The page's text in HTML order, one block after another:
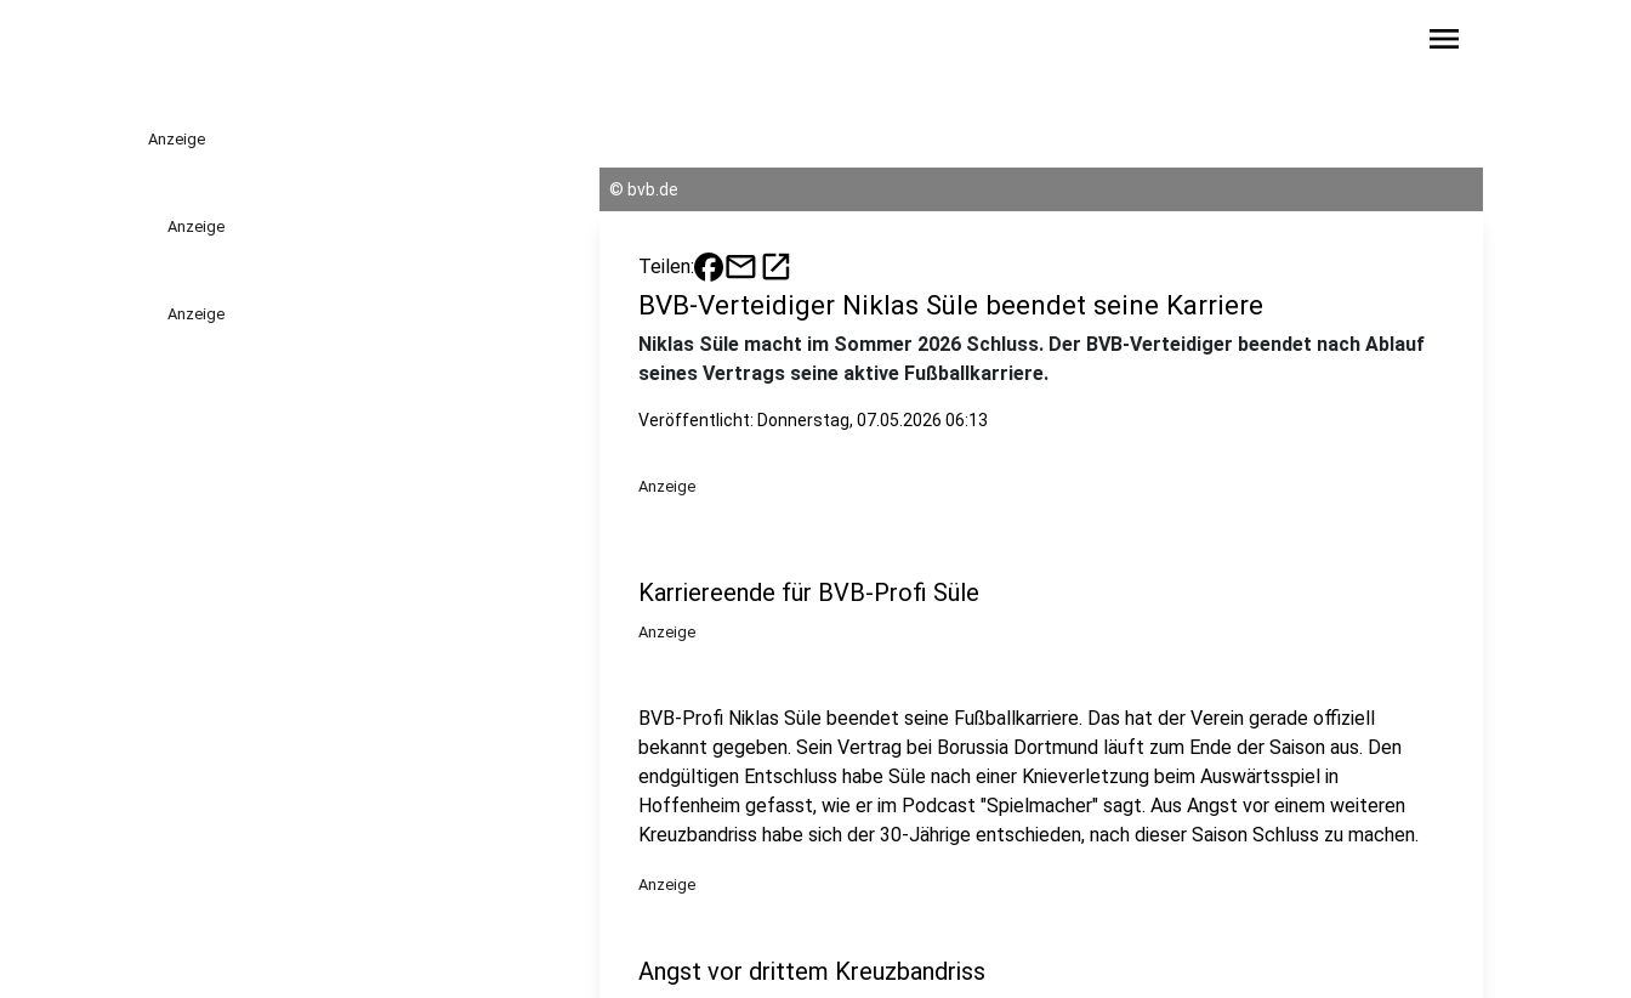
menu
Anzeige
Anzeige
Anzeige
© bvb.de
Teilen: mailopen_in_new
BVB-Verteidiger Niklas Süle beendet seine Karriere
Niklas Süle macht im Sommer 2026 Schluss. Der BVB-Verteidiger beendet nach Ablauf
seines Vertrags seine aktive Fußballkarriere.
Veröffentlicht: Donnerstag, 07.05.2026 06:13
Anzeige
Karriereende für BVB-Profi Süle
Anzeige
BVB-Profi Niklas Süle beendet seine Fußballkarriere. Das hat der Verein gerade offiziell
bekannt gegeben. Sein Vertrag bei Borussia Dortmund läuft zum Ende der Saison aus. Den
endgültigen Entschluss habe Süle nach einer Knieverletzung beim Auswärtsspiel in
Hoffenheim gefasst, wie er im Podcast "Spielmacher" sagt. Aus Angst vor einem weiteren
Kreuzbandriss habe sich der 30-Jährige entschieden, nach dieser Saison Schluss zu machen.
Anzeige
Angst vor drittem Kreuzbandriss